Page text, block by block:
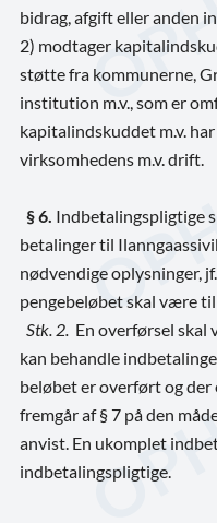
bidrag, afgift eller anden
2) modtager
støtte fra kommunerne,
institution m.v., som er
kapitalindskuddet m.v.
virksomhedens m.v. drift.
§ 6. Indbetalingspligtige
betalinger til
nødvendige oplysninger,
pengebeløbet skal være
Stk. 2. En overførsel
kan behandle
beløbet er overført og der
fremgår af § 7 på den
anvist. En ukomplet
indbetalingspligtige.